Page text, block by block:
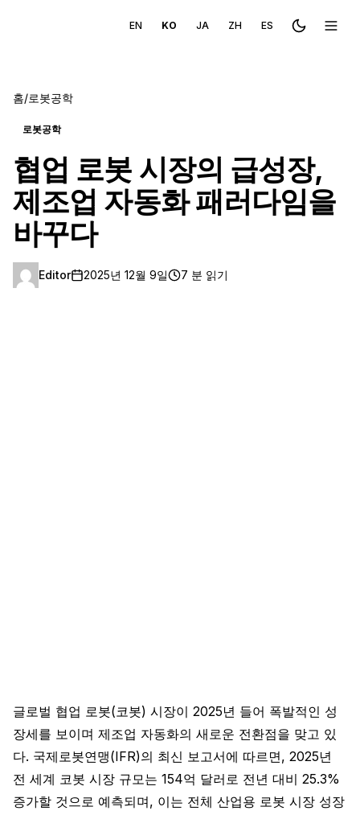
EN KO JA ZH ES Toggle메뉴
홈/로봇공학
로봇공학
협업 로봇 시장의 급성장,
제조업 자동화 패러다임을
바꾸다
Editor 2025년 12월 9일 7 분 읽기
글로벌 협업 로봇(코봇) 시장이 2025년 들어 폭발적인 성
장세를 보이며 제조업 자동화의 새로운 전환점을 맞고 있
다. 국제로봇연맹(IFR)의 최신 보고서에 따르면, 2025년
전 세계 코봇 시장 규모는 154억 달러로 전년 대비 25.3%
증가할 것으로 예측되며, 이는 전체 산업용 로봇 시장 성장